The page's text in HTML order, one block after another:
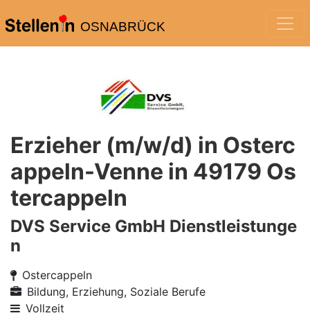
OSNABRÜCK
Erzieher (m/w/d) in Osterc
appeln-Venne in 49179 Os
tercappeln
DVS Service GmbH Dienstleistunge
n
Ostercappeln
Bildung, Erziehung, Soziale Berufe
Vollzeit